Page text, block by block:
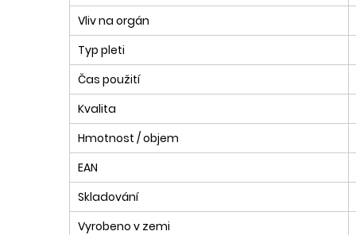
Vliv na orgán
Typ pleti
Čas použití
Kvalita
Hmotnost / objem
EAN
Skladování
Vyrobeno v zemi